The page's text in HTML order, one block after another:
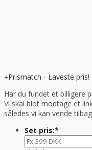
Prismatch - Laveste pris!
Har du fundet et billigere
Vi skal blot modtage et
således vi kan vende
Set pris:*